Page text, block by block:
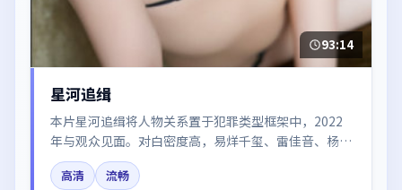
93:14
星河追缉
本片星河追缉将人物关系置于犯罪类型框架中，2022
年与观众见面。对白密度高，易烊千玺、雷佳音、杨
幂、咏梅、黄渤的台词节奏值得关注；整体气质偏中国
大陆都市与冷色调摄影。
高清
流畅